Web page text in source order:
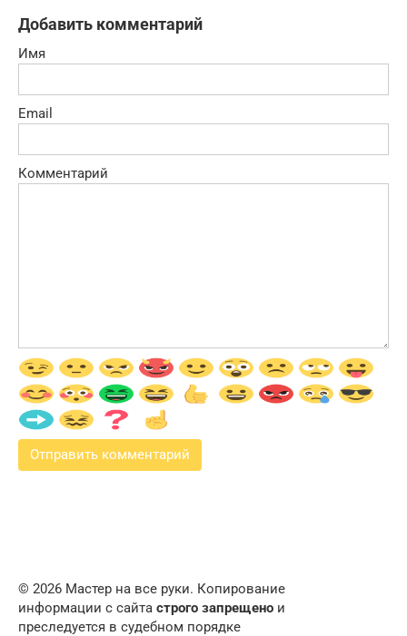
Добавить комментарий
Имя
Email
Комментарий
© 2026 Мастер на все руки. Копирование
информации с сайта строго запрещено и
преследуется в судебном порядке